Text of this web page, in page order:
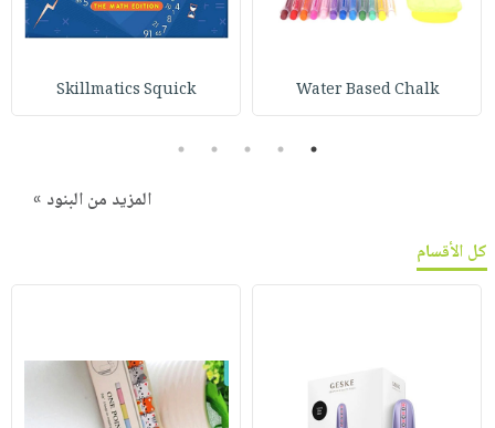
Water Based Chalk
Skillmatics Squick
1
2
3
4
5
المزيد من البنود »
كل الأقسام